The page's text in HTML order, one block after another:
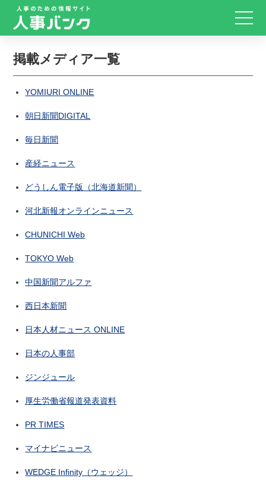
掲載メディア一覧
YOMIURI ONLINE
朝日新聞DIGITAL
毎日新聞
産経ニュース
どうしん電子版（北海道新聞）
河北新報オンラインニュース
CHUNICHI Web
TOKYO Web
中国新聞アルファ
西日本新聞
日本人材ニュース ONLINE
日本の人事部
ジンジュール
厚生労働省報道発表資料
PR TIMES
マイナビニュース
WEDGE Infinity（ウェッジ）